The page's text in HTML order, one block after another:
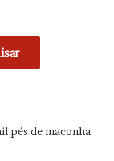
pés de maconha